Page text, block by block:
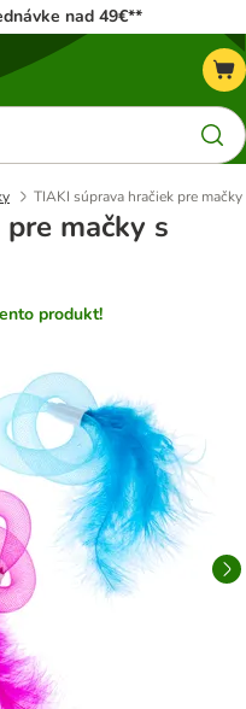
nad 49€**
TIAKI súprava hračiek pre
mačky s
produkt!